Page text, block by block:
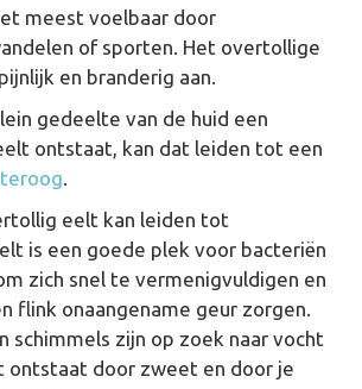
meest voelbaar door
of sporten. Het overtollige
en branderig aan.
gedeelte van de huid een
ontstaat, kan dat leiden tot een
eelt kan leiden tot
is een goede plek voor bacteriën
zich snel te vermenigvuldigen en
flink onaangename geur zorgen.
schimmels zijn op zoek naar vocht
ontstaat door zweet en door je